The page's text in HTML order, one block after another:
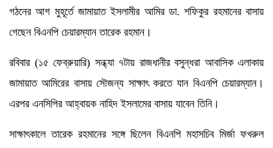
গঠনের আগ মুহূর্তে জামায়াত ইসলামীর আমির ডা. শফিকুর রহমানের বাসায়
গেছেন বিএনপি চেয়ারম্যান তারেক রহমান।
রবিবার (১৫ ফেব্রুয়ারি) সন্ধ্যা ৭টায় রাজধানীর বসুন্ধরা আবাসিক এলাকায়
জামায়াত আমিরের বাসায় সৌজন্য সাক্ষাৎ করতে যান বিএনপি চেয়ারম্যান।
এরপর এনসিপির আহ্বায়ক নাহিদ ইসলামের বাসায় যাবেন তিনি।
সাক্ষাৎকালে তারেক রহমানের সঙ্গে ছিলেন বিএনপি মহাসচিব মির্জা ফখরুল